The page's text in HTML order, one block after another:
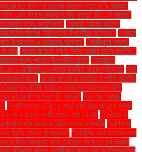
ছয় মাস পর ছেলের মরদেহ পেয়ে মা'র অবিরত
এমন সংবাদ প্রকাশে ভয় পাচ্ছে: জি এম কাদের"
প্রবাহ বন্ধ: জাতিসংঘ" "গাজায় অবৈধ আদেশ
সাবেক নিরাপত্তা উপদেষ্টার আহ্বান"' "গাজার
ইসরায়েল ও হামাসের আগ্রহ" "গাজীপুরে হামলা:
পরে "ঘরের বাতাসে দূষণ: সুস্থ থাকার জন্য করণীয়".
জন্য প্রধান উপদেষ্টার বার্তা" "চাকরিতে
৩৫ ও নারীদের ৩৭ বছরে উন্নীত করার প্রস্তাব" "চার
উপরে" "চারটি পদ ছাড়া জাতীয় নাগরিক কমিটির
বসতভিটা সরিয়েও ভাঙনের আতঙ্কে আলী
ছাত্রলীগের সভাপতি আটক" "চোখের স্বাস্থ্য
"চ্যাম্পিয়নস ট্রফি: ২ শর্তে হাইব্রিড মডেলে সম্মত
শকে হত্যা: সবজিখেতে লাশ ফেলা" "জমিয়ত ও
হাট ইজারায় সিন্ডিকেটের কারসাজি "জাপানের
প্রতি সমর্থন পুনর্ব্যক্ত" "জার্মানির কঠোর অভিবাসন
বিশ্ববিদ্যালয় ভর্তি পরীক্ষার প্রশ্নপত্রে ত্রুটি: